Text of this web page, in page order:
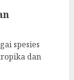
spesies
dan